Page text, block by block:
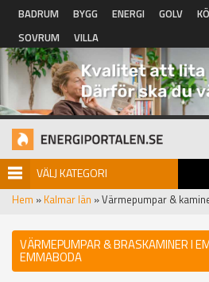
Hoppa till huvudinnehåll
BADRUM BYGG ENERGI GOLV
SOVRUM
VILLA
VÄLJ KATEGORI
Hem » Kalmar län » Värmepumpar &
VÄRMEPUMPAR & BRASKAMINER I
EMMABODA